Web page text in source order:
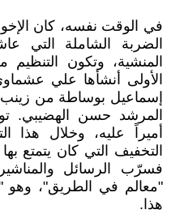
في الوقت نفسه، كان
الضربة الشاملة التي
المنشية، وتكون
الأولى أنشأها علي
إسماعيل بوساطة من
المرشد حسن الهضيبي.
أميراً عليه، وخلال
التخفيف التي كان يتمتع
فسرّب الرسائل
"معالم في الطريق"، وهو
هذا.